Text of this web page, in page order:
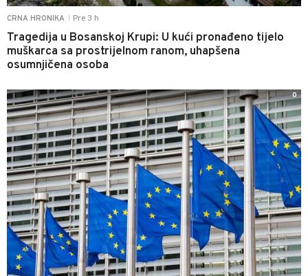
CRNA HRONIKA Pre 3 h
Tragedija u Bosanskoj Krupi: U kući pronađeno tijelo
muškarca sa prostrijelnom ranom, uhapšena
osumnjičena osoba
0